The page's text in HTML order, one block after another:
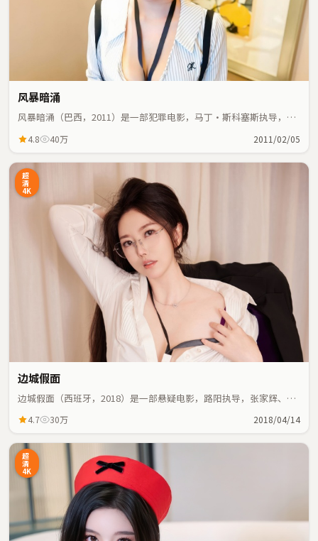
风暴暗涌
风暴暗涌（巴西，2011）是一部犯罪电影，马丁·斯科塞斯执导，杨
4.8 40万 2011/02/05
超
清
4K
边城假面
边城假面（西班牙，2018）是一部悬疑电影，路阳执导，张家辉、周
4.7 30万 2018/04/14
超
清
4K